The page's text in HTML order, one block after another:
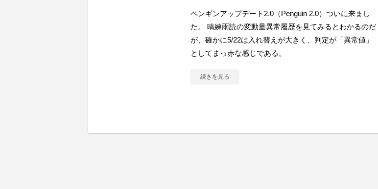
ペンギンアップデート2.0（Penguin 2.0）ついに来まし
た。 晴練雨読の変動量異常履歴を見てみるとわかるのだ
が、確かに5/22は入れ替えが大きく、判定が「異常値」
としてまっ赤な感じである。
続きを見る